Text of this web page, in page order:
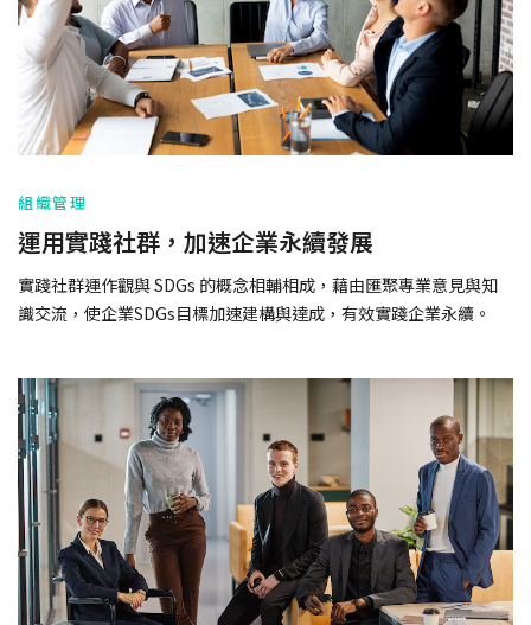
組織管理
運用實踐社群，加速企業永續發展
實踐社群運作觀與 SDGs 的概念相輔相成，藉由匯聚專業意見與知
識交流，使企業SDGs目標加速建構與達成，有效實踐企業永續。